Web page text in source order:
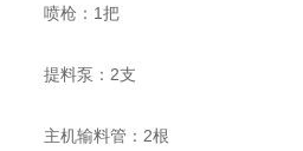
喷枪：1把
提料泵：2支
主机输料管：2根